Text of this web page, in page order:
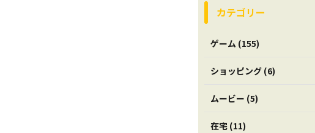
カテゴリー
ゲーム (155)
ショッピング (6)
ムービー (5)
在宅 (11)